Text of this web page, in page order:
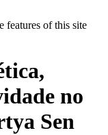
features of this site
no
Sen